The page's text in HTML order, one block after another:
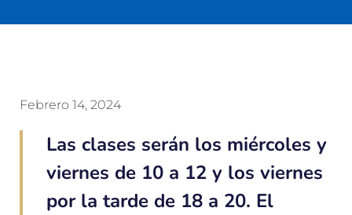
Febrero 14, 2024
Las clases serán los miércoles y
viernes de 10 a 12 y los viernes
por la tarde de 18 a 20. El